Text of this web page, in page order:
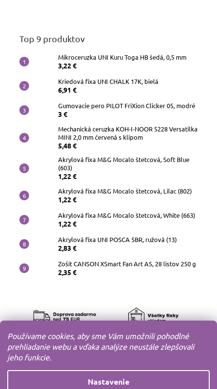
Používame cookies, aby sme Vám umožnili pohodlné
prehliadanie webu a vďaka analýze neustále zlepšovali
jeho funkcie.
Nastavenie
Top 9 produktov
Mikroceruzka UNI Kuru Toga HB šedá, 0,5 mm
3,22 €
Kriedová fixa UNI CHALK 17K, bielá
6,91 €
Gumovacie pero PILOT FriXion Clicker 05, modré
3 €
Mechanická ceruzka KOH-I-NOOR 5228 Versatilka
MINI 2,0 mm červená s klipom
5,48 €
Akrylová fixa M&G Mocalo štetcová, Soft Blue
(603)
1,22 €
Akrylová fixa M&G Mocalo štetcová, Lilac (802)
1,22 €
Akrylová fixa M&G Mocalo štetcová, White (663)
1,22 €
Akrylová fixa UNI POSCA 5BR, ružová (13)
2,83 €
Zošit CANSON XSmart Fan Art A5, 28 listov 250 g
2,35 €